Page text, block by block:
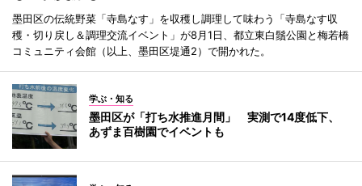
墨田区の伝統野菜「寺島なす」を収穫し調理して味わう「寺島なす収
穫・切り戻し＆調理交流イベント」が8月1日、都立東白鬚公園と梅若橋
コミュニティ会館（以上、墨田区堤通2）で開かれた。
学ぶ・知る
墨田区が「打ち水推進月間」 実測で14度低下、
あずま百樹園でイベントも